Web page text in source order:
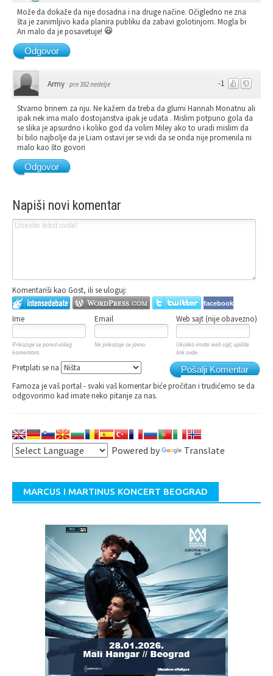
Može da dokaže da nije dosadna i na druge načine. Očigledno ne zna
šta je zanimljivo kada planira publiku da zabavi golotinjom. Mogla bi
Ari malo da je posavetuje!
Odgovor
-1
Army · pre 382 nedelje
Stvarno brinem za nju. Ne kažem da treba da glumi Hannah Monatnu ali
ipak nek ima malo dostojanstva ipak je udata . Mislim potpuno gola da
se slika je apsurdno i koliko god da volim Miley ako to uradi mislim da
bi bilo najbolje da je Liam ostavi jer se vidi da se onda nije promenila ni
malo kao što govori
Odgovor
Napiši novi komentar
Komentariši kao Gost, ili se uloguj:
facebook
Ime Email Web sajt (nije obavezno)
Prikazuje se pored vašeg
komentara.
Ne prikazuje se javno.
Ukoliko imate web sajt, upišite
link ovde.
Pošalji Komentar
Pretplati se na
Famoza je vaš portal - svaki vaš komentar biće pročitan i trudićemo se da
odgovorimo kad imate neko pitanje za nas.
Powered by Translate
MARCUS I MARTINUS KONCERT BEOGRAD